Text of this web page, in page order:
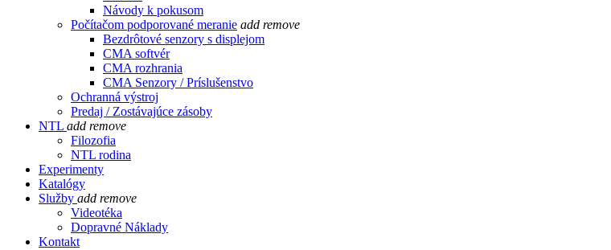
Návody k pokusom
Počítačom podporované meranie add remove
Bezdrôtové senzory s displejom
CMA softvér
CMA rozhrania
CMA Senzory / Príslušenstvo
Ochranná výstroj
Predaj / Zostávajúce zásoby
NTL add remove
Filozofia
NTL rodina
Experimenty
Katalógy
Služby add remove
Videotéka
Dopravné Náklady
Kontakt